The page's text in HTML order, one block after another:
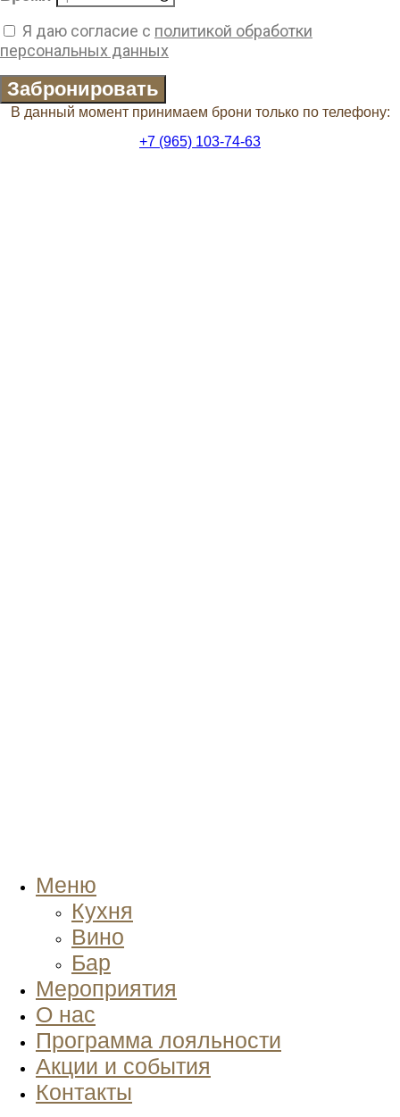
Я даю согласие с политикой обработки
персональных данных
Забронировать
В данный момент принимаем брони только по телефону:
+7 (965) 103-74-63
Меню
Кухня
Вино
Бар
Мероприятия
О нас
Программа лояльности
Акции и события
Контакты